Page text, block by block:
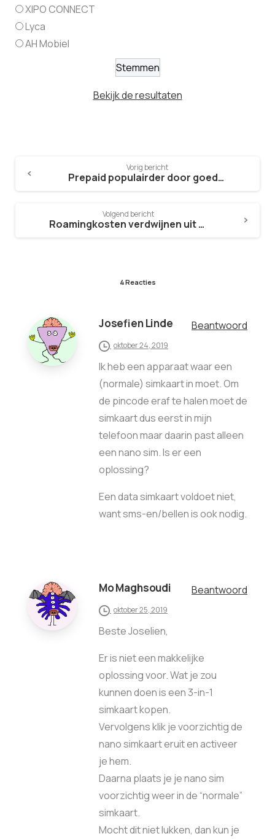
XIPO CONNECT
Lyca
AH Mobiel
Bekijk de resultaten
Vorig bericht
Prepaid populairder door goedkope prepaid databundels
Volgend bericht
Roamingkosten verdwijnen uit EU
4 Reacties
Josefien Linde Beantwoord
oktober 24, 2019
Ik heb een apparaat waar een
(normale) simkaart in moet. Om
de pincode eraf te halen moet de
simkaart dus eerst in mijn
telefoon maar daarin past alleen
een nano sim. Is er een
oplossing?
Een data simkaart voldoet niet,
want sms-en/bellen is ook nodig.
Mo Maghsoudi Beantwoord
oktober 25, 2019
Beste Joselien,
Er is niet een makkelijke
oplossing voor. Wat je zou
kunnen doen is een 3-in-1
simkaart kopen.
Vervolgens klik je voorzichtig de
nano simkaart eruit en activeer
je hem.
Daarna plaats je je nano sim
voorzichtig weer in de “normale”
simkaart.
Mocht dit niet lukken, dan kun je